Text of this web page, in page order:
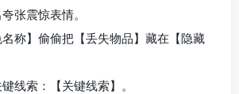
张震惊表情。
称】偷偷把【丢失物品】藏在【隐藏
线索：【关键线索】。